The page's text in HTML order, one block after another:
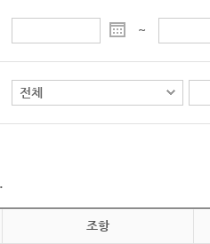
~
조항